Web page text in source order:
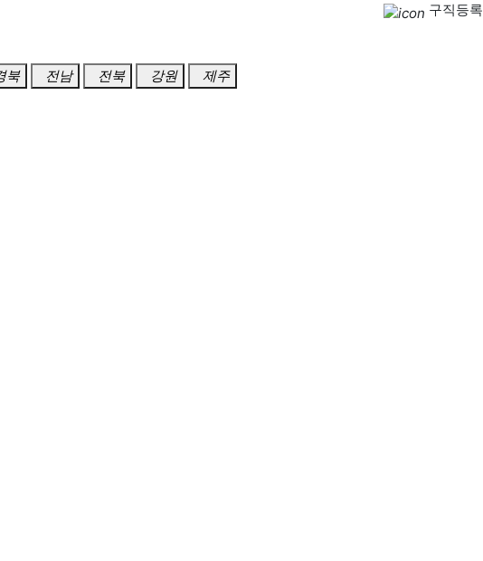
구직등록
북 전남 전북 강원 제주